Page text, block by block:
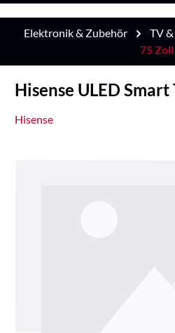
Elektronik & Zubehör TV
75 Zoll
Hisense ULED
Hisense